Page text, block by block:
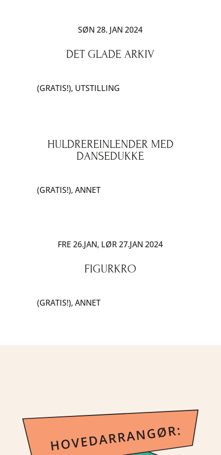
SØN 28. JAN 2024
DET GLADE ARKIV
(GRATIS!), UTSTILLING
HULDREREINLENDER MED
DANSEDUKKE
(GRATIS!), ANNET
FRE 26.JAN, LØR 27.JAN 2024
FIGURKRO
(GRATIS!), ANNET